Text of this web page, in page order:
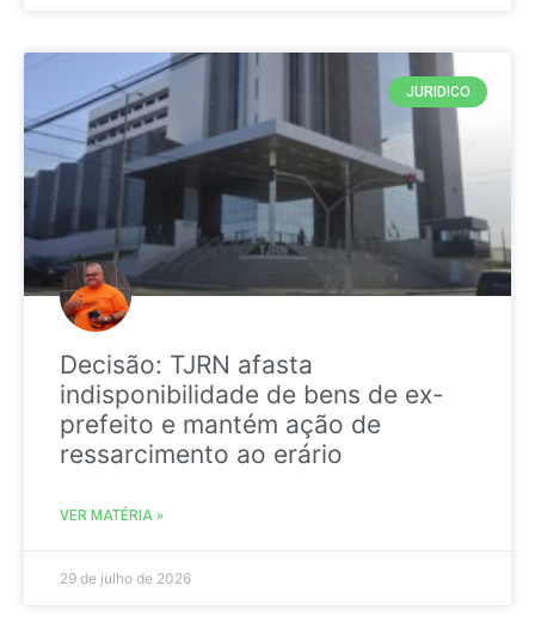
JURIDICO
Decisão: TJRN afasta
indisponibilidade de bens de ex-
prefeito e mantém ação de
ressarcimento ao erário
VER MATÉRIA »
29 de julho de 2026